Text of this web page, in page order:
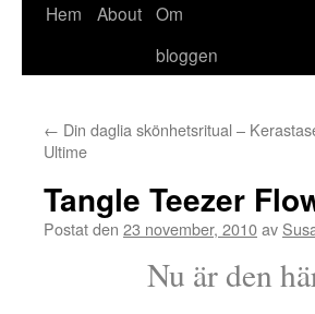
Hem About Om
bloggen
← Din daglia skönhetsritual –
Ultime
Tangle Teezer
Postat den 23 november, 2010av
Nu är den